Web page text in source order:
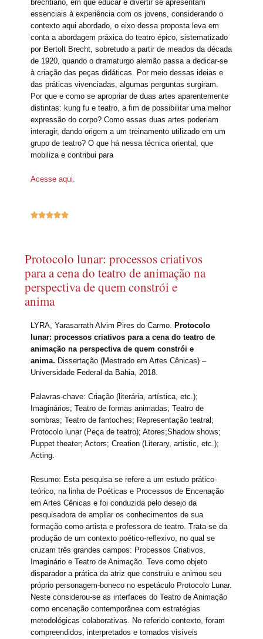
brechtiano, em que educar e divertir se apresentam
essenciais à experiência com os jovens, considerando o
contexto aqui abordado, o eixo dessa proposta leva em
conta a abordagem práxica do teatro épico, sistematizado
por Bertolt Brecht, sobretudo a partir de meados da década
de 1920, quando o dramaturgo alemão passa a dedicar-se
à criação das peças didáticas. Por meio dessas ideias e
das práticas vivenciadas, algumas perguntas surgiram.
Por que e como se apropriar de duas artes aparentemente
distintas: kung fu e teatro, a fim de possibilitar uma melhor
expressão do corpo? Como essas duas artes poderiam
interagir, dando origem a um treinamento utilizado em um
grupo de teatro? O que há nessa técnica oriental, que
mobiliza e contribui para
Acesse aqui.

Protocolo lunar: processos criativos
para a cena do teatro de animação na
perspectiva de quem constrói e
anima
LYRA, Yarasarrath Alvim Pires do Carmo. Protocolo
lunar: processos criativos para a cena do teatro de
animação na perspectiva de quem constrói e
anima. Dissertação (Mestrado em Artes Cênicas) –
Universidade Federal da Bahia, 2018.
Palavras-chave: Criação (literária, artística, etc.);
Imaginários; Teatro de formas animadas; Teatro de
sombras; Teatro de fantoches; Representação teatral;
Protocolo lunar (Peça de teatro); Atores;Shadow shows;
Puppet theater; Actors; Creation (Literary, artistic, etc.);
Acting.
Resumo: Esta pesquisa se refere a um estudo prático-
teórico, na linha de Poéticas e Processos de Encenação
em Artes Cênicas e foi conduzida pelo desejo da
pesquisadora de ampliar os conhecimentos de sua
formação como artista e professora de teatro. Trata-se da
produção de um contexto poético-reflexivo, no qual se
cruzam três grandes campos: Processos Criativos,
Imaginário e Teatro de Animação. Teve como objeto
disparador a prática da atriz que construiu e animou seu
próprio personagem-boneco no espetáculo Protocolo Lunar.
Neste considerou-se as interfaces do Teatro de Animação
como encenação contemporânea com estratégias
metodológicas colaborativas. No referido contexto, foram
compreendidos, interpretados e tornados visíveis